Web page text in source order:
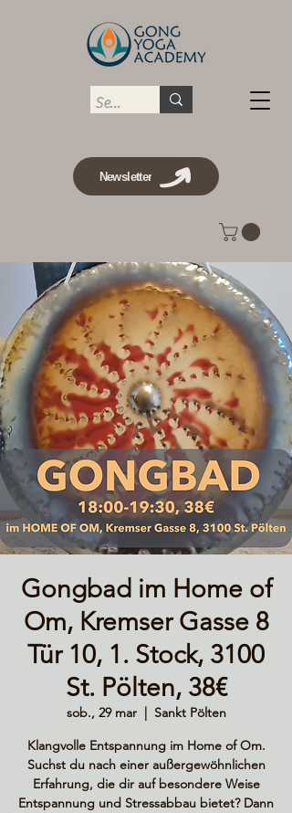
Newsletter
Gongbad im Home of
Om, Kremser Gasse 8
Tür 10, 1. Stock, 3100
St. Pölten, 38€
sob., 29 mar
  |
Sankt Pölten
Klangvolle Entspannung im Home of Om.
Suchst du nach einer außergewöhnlichen
Erfahrung, die dir auf besondere Weise
Entspannung und Stressabbau bietet? Dann